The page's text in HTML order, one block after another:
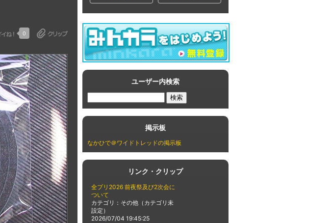
0
ユーザー内検索
掲示板
なかひで＠ワイドトレッドの掲示板
リンク・クリップ
全プリ2026 前夜祭及び2次会に
ついて
カテゴリ：その他（カテゴリ未
設定）
2026/07/04 19:45:25